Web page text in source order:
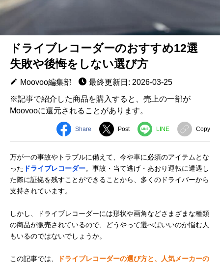
ドライブレコーダーのおすすめ12選
失敗や後悔をしない選び方
Moovoo編集部
最終更新日: 2026-03-25
※記事で紹介した商品を購入すると、売上の一部が
Moovooに還元されることがあります。
Share Post LINE Copy
万が一の事故やトラブルに備えて、今や車に必須のアイテムとな
った ドライブレコーダー。事故・当て逃げ・あおり運転に遭遇し
た際に証拠を残すことができることから、多くのドライバーから
支持されています。
しかし、ドライブレコーダーには形状や画角などさまざまな種類
の商品が販売されているので、どうやって選べばいいのか悩む人
もいるのではないでしょうか。
この記事では、
ドライブレコーダーの選び方と、人気メーカーの